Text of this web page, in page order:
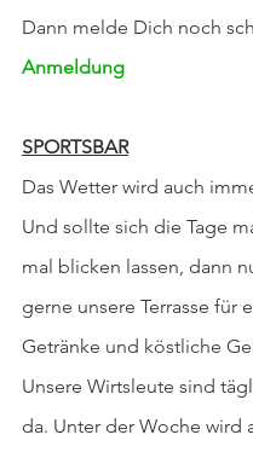
Dann melde Dich noch
Anmeldung
SPORTSBAR
Das Wetter wird auch
Und sollte sich die Tage
mal blicken lassen, dann
gerne unsere Terrasse für
Getränke und köstliche
Unsere Wirtsleute sind
da. Unter der Woche wird